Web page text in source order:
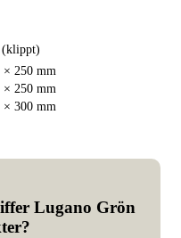
(klippt)
× 250 mm
× 250 mm
× 300 mm
Lugano Grön